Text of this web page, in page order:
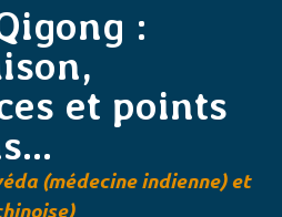
:
et points
(médecine indienne) et